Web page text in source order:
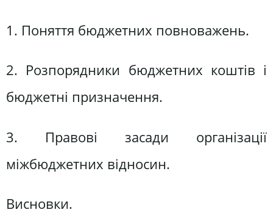
1. Поняття бюджетних повноважень.
2. Розпорядники бюджетних коштів і
бюджетні призначення.
3. Правові засади організації
міжбюджетних відносин.
Висновки.